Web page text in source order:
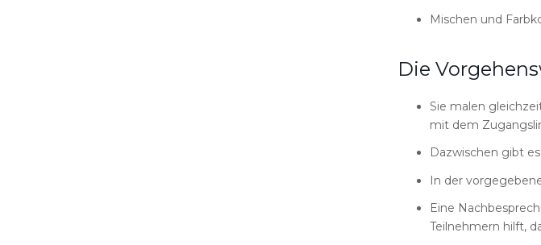
Mischen und
Die
Sie malen
mit dem
Dazwischen gibt
In der
Eine
Teilnehmern hilft,